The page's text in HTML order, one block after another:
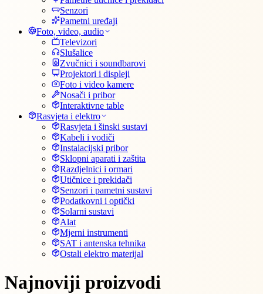
Senzori
Pametni uređaji
Foto, video, audio
Televizori
Slušalice
Zvučnici i soundbarovi
Projektori i displeji
Foto i video kamere
Nosači i pribor
Interaktivne table
Rasvjeta i elektro
Rasvjeta i šinski sustavi
Kabeli i vodiči
Instalacijski pribor
Sklopni aparati i zaštita
Razdjelnici i ormari
Utičnice i prekidači
Senzori i pametni sustavi
Podatkovni i optički
Solarni sustavi
Alat
Mjerni instrumenti
SAT i antenska tehnika
Ostali elektro materijal
Najnoviji proizvodi